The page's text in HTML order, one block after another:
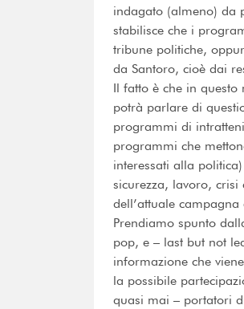
indagato (almeno) da
stabilisce che i
tribune politiche,
da Santoro, cioè dai
Il fatto è che in
potrà parlare di
programmi di
programmi che
interessati alla
sicurezza, lavoro, crisi
dell’attuale campagna
Prendiamo spunto
pop, e – last but not
informazione che
la possibile
quasi mai – portatori